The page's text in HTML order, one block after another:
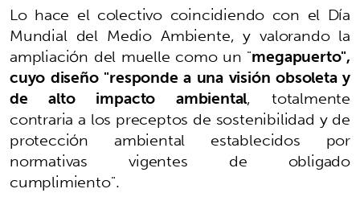
Lo hace el colectivo coincidiendo con el Día
Mundial del Medio Ambiente, y valorando la
ampliación del muelle como un "megapuerto",
cuyo diseño "responde a una visión obsoleta y
de alto impacto ambiental, totalmente
contraria a los preceptos de sostenibilidad y de
protección ambiental establecidos por
normativas vigentes de obligado
cumplimiento".